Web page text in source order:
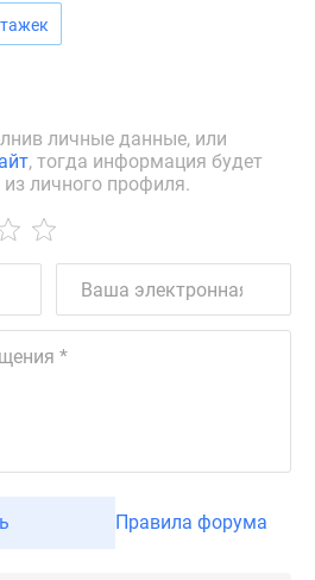
личные данные, или
, тогда информация будет
личного профиля.
Правила форума